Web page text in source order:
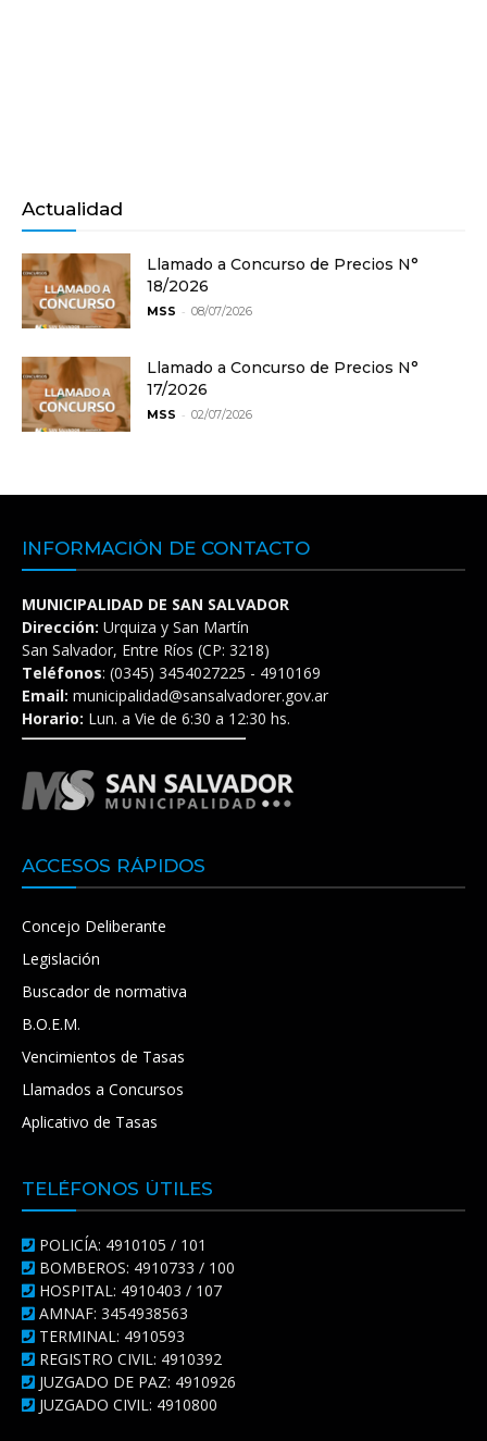
Actualidad
Llamado a Concurso de Precios N°
18/2026
MSS - 08/07/2026
Llamado a Concurso de Precios N°
17/2026
MSS - 02/07/2026
INFORMACIÓN DE CONTACTO
MUNICIPALIDAD DE SAN SALVADOR
Dirección: Urquiza y San Martín
San Salvador, Entre Ríos (CP: 3218)
Teléfonos: (0345) 3454027225 - 4910169
Email: municipalidad@sansalvadorer.gov.ar
Horario: Lun. a Vie de 6:30 a 12:30 hs.
ACCESOS RÁPIDOS
Concejo Deliberante
Legislación
Buscador de normativa
B.O.E.M.
Vencimientos de Tasas
Llamados a Concursos
Aplicativo de Tasas
TELÉFONOS ÚTILES
POLICÍA: 4910105 / 101
BOMBEROS: 4910733 / 100
HOSPITAL: 4910403 / 107
AMNAF: 3454938563
TERMINAL: 4910593
REGISTRO CIVIL: 4910392
JUZGADO DE PAZ: 4910926
JUZGADO CIVIL: 4910800